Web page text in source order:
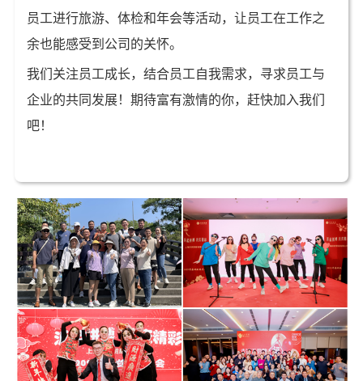
员工进行旅游、体检和年会等活动，让员工在工作之
余也能感受到公司的关怀。
我们关注员工成长，结合员工自我需求，寻求员工与
企业的共同发展！期待富有激情的你，赶快加入我们
吧！